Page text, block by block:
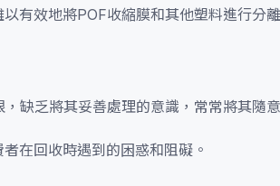
有效地將POF收縮膜和其他塑料進行分
缺乏將其妥善處理的意識，常常將其隨
在回收時遇到的困惑和阻礙。